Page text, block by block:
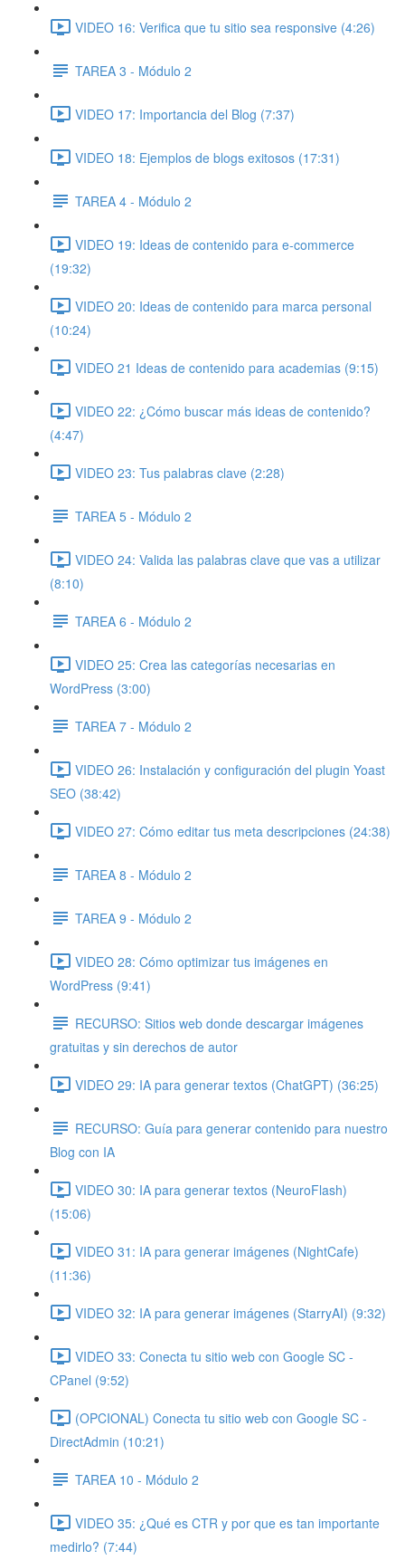
VIDEO 16: Verifica que tu sitio sea responsive (4:26)
TAREA 3 - Módulo 2
VIDEO 17: Importancia del Blog (7:37)
VIDEO 18: Ejemplos de blogs exitosos (17:31)
TAREA 4 - Módulo 2
VIDEO 19: Ideas de contenido para e-commerce
(19:32)
VIDEO 20: Ideas de contenido para marca personal
(10:24)
VIDEO 21 Ideas de contenido para academias (9:15)
VIDEO 22: ¿Cómo buscar más ideas de contenido?
(4:47)
VIDEO 23: Tus palabras clave (2:28)
TAREA 5 - Módulo 2
VIDEO 24: Valida las palabras clave que vas a utilizar
(8:10)
TAREA 6 - Módulo 2
VIDEO 25: Crea las categorías necesarias en
WordPress (3:00)
TAREA 7 - Módulo 2
VIDEO 26: Instalación y configuración del plugin Yoast
SEO (38:42)
VIDEO 27: Cómo editar tus meta descripciones (24:38)
TAREA 8 - Módulo 2
TAREA 9 - Módulo 2
VIDEO 28: Cómo optimizar tus imágenes en
WordPress (9:41)
RECURSO: Sitios web donde descargar imágenes
gratuitas y sin derechos de autor
VIDEO 29: IA para generar textos (ChatGPT) (36:25)
RECURSO: Guía para generar contenido para nuestro
Blog con IA
VIDEO 30: IA para generar textos (NeuroFlash)
(15:06)
VIDEO 31: IA para generar imágenes (NightCafe)
(11:36)
VIDEO 32: IA para generar imágenes (StarryAI) (9:32)
VIDEO 33: Conecta tu sitio web con Google SC -
CPanel (9:52)
(OPCIONAL) Conecta tu sitio web con Google SC -
DirectAdmin (10:21)
TAREA 10 - Módulo 2
VIDEO 35: ¿Qué es CTR y por que es tan importante
medirlo? (7:44)